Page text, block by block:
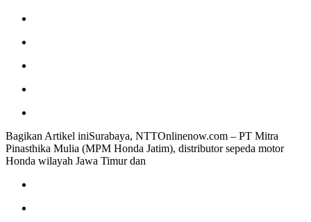
Bagikan Artikel iniSurabaya, NTTOnlinenow.com – PT Mitra
Pinasthika Mulia (MPM Honda Jatim), distributor sepeda motor
Honda wilayah Jawa Timur dan